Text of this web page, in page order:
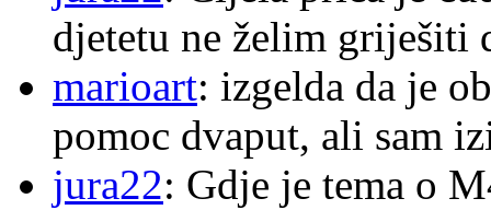
djetetu ne želim griješiti
marioart: izgelda da je
pomoc dvaput, ali sam
jura22: Gdje je tema o